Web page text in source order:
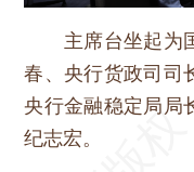
主席台坐起为国
春、央行货政司司
央行金融稳定局局
纪志宏。